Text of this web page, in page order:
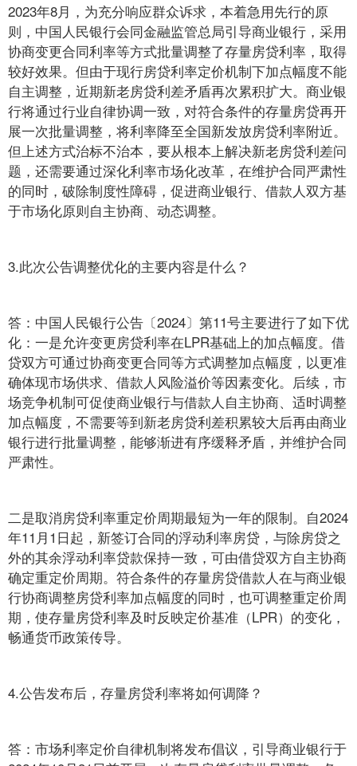
2023年8月，为充分响应群众诉求，本着急用先行的原
则，中国人民银行会同金融监管总局引导商业银行，采用
协商变更合同利率等方式批量调整了存量房贷利率，取得
较好效果。但由于现行房贷利率定价机制下加点幅度不能
自主调整，近期新老房贷利差矛盾再次累积扩大。商业银
行将通过行业自律协调一致，对符合条件的存量房贷再开
展一次批量调整，将利率降至全国新发放房贷利率附近。
但上述方式治标不治本，要从根本上解决新老房贷利差问
题，还需要通过深化利率市场化改革，在维护合同严肃性
的同时，破除制度性障碍，促进商业银行、借款人双方基
于市场化原则自主协商、动态调整。
3.此次公告调整优化的主要内容是什么？
答：中国人民银行公告〔2024〕第11号主要进行了如下优
化：一是允许变更房贷利率在LPR基础上的加点幅度。借
贷双方可通过协商变更合同等方式调整加点幅度，以更准
确体现市场供求、借款人风险溢价等因素变化。后续，市
场竞争机制可促使商业银行与借款人自主协商、适时调整
加点幅度，不需要等到新老房贷利差积累较大后再由商业
银行进行批量调整，能够渐进有序缓释矛盾，并维护合同
严肃性。
二是取消房贷利率重定价周期最短为一年的限制。自2024
年11月1日起，新签订合同的浮动利率房贷，与除房贷之
外的其余浮动利率贷款保持一致，可由借贷双方自主协商
确定重定价周期。符合条件的存量房贷借款人在与商业银
行协商调整房贷利率加点幅度的同时，也可调整重定价周
期，使存量房贷利率及时反映定价基准（LPR）的变化，
畅通货币政策传导。
4.公告发布后，存量房贷利率将如何调降？
答：市场利率定价自律机制将发布倡议，引导商业银行于